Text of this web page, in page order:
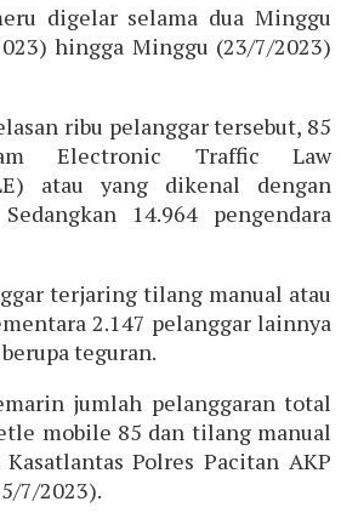
digelar selama dua Minggu
hingga Minggu (23/7/2023)
ribu pelanggar tersebut, 85
Electronic Traffic Law
atau yang dikenal dengan
14.964 pengendara
terjaring tilang manual atau
2.147 pelanggar lainnya
teguran.
jumlah pelanggaran total
mobile 85 dan tilang manual
Kasatlantas Polres Pacitan AKP
7/2023).